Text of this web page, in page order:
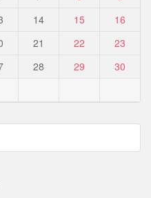
14 15
16
21 22
23
28 29
30